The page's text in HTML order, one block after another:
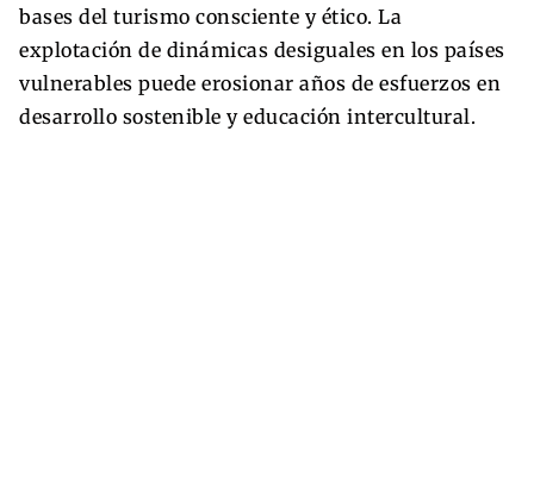
bases del turismo consciente y ético. La
explotación de dinámicas desiguales en los países
vulnerables puede erosionar años de esfuerzos en
desarrollo sostenible y educación intercultural.